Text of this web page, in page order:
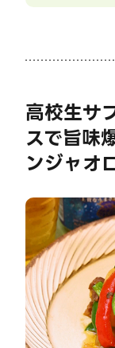
高校生サ
スで旨味
ンジャオ